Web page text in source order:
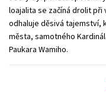
loajalita se začíná drolit
odhaluje děsivá tajemství,
města, samotného
Paukara Wamiho.